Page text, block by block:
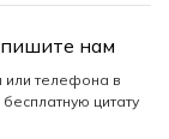
нам
или телефона в
цитату